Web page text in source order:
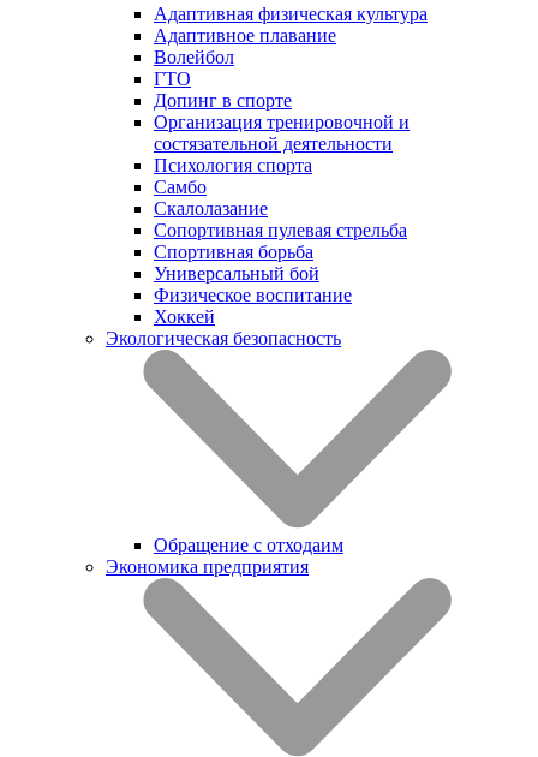
Адаптивная физическая культура
Адаптивное плавание
Волейбол
ГТО
Допинг в спорте
Организация тренировочной и
состязательной деятельности
Психология спорта
Самбо
Скалолазание
Сопортивная пулевая стрельба
Спортивная борьба
Универсальный бой
Физическое воспитание
Хоккей
Экологическая безопасность
Обращение с отходаим
Экономика предприятия